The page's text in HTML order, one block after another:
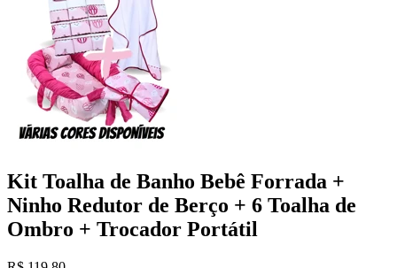
Kit Toalha de Banho Bebê Forrada +
Ninho Redutor de Berço + 6 Toalha de
Ombro + Trocador Portátil